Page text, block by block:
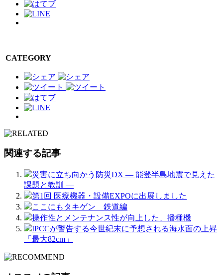
CATEGORY
関連する記事
災害に立ち向かう防災DX ― 能登半島地震で見えた
課題と教訓 ―
第1回 医療機器・設備EXPOに出展しました
ここにもタキゲン 鉄道編
操作性とメンテナンス性が向上した、播種機
IPCCが警告する今世紀末に予想される海水面の上昇
「最大82cm」